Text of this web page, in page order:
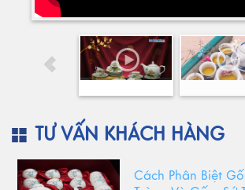
TƯ VẤN KHÁCH HÀNG
Cách Phân Biệt